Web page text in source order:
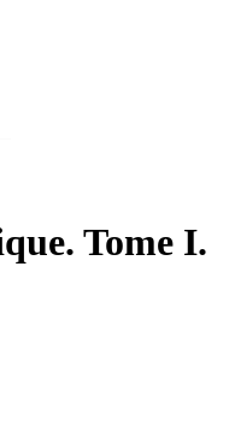
Tome I.